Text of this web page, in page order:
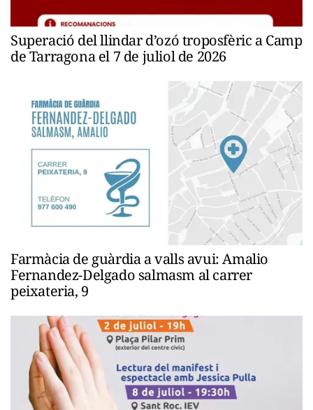
Superació del llindar d’ozó troposfèric a Camp
de Tarragona el 7 de juliol de 2026
Farmàcia de guàrdia a valls avui: Amalio
Fernandez-Delgado salmasm al carrer
peixateria, 9